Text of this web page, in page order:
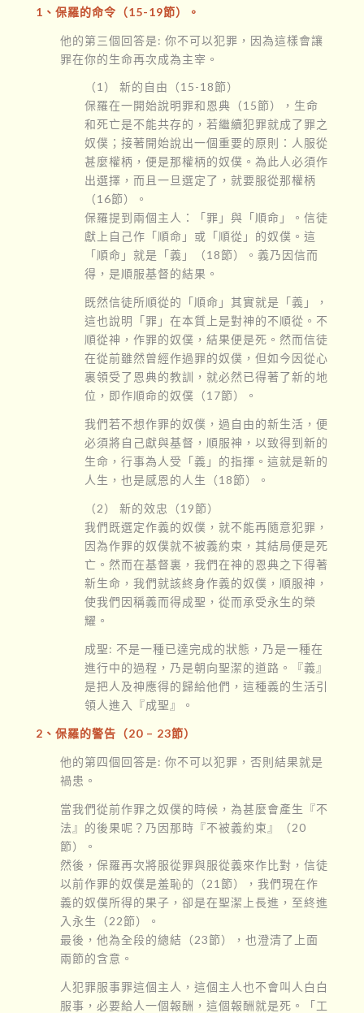
1、保羅的命令（15-19節）。
他的第三個回答是: 你不可以犯罪，因為這樣會讓
罪在你的生命再次成為主宰。
（1） 新的自由（15-18節）
保羅在一開始說明罪和恩典（15節），生命
和死亡是不能共存的，若繼續犯罪就成了罪之
奴僕；接著開始說出一個重要的原則：人服從
甚麼權柄，便是那權柄的奴僕。為此人必須作
出選擇，而且一旦選定了，就要服從那權柄
（16節）。
保羅提到兩個主人：「罪」與「順命」。信徒
獻上自己作「順命」或「順從」的奴僕。這
「順命」就是「義」（18節）。義乃因信而
得，是順服基督的結果。
既然信徒所順從的「順命」其實就是「義」，
這也說明「罪」在本質上是對神的不順從。不
順從神，作罪的奴僕，結果便是死。然而信徒
在從前雖然曾經作過罪的奴僕，但如今因從心
裏領受了恩典的教訓，就必然已得著了新的地
位，即作順命的奴僕（17節）。
我們若不想作罪的奴僕，過自由的新生活，便
必須將自己獻與基督，順服神，以致得到新的
生命，行事為人受「義」的指揮。這就是新的
人生，也是感恩的人生（18節）。
（2） 新的效忠（19節）
我們既選定作義的奴僕，就不能再隨意犯罪，
因為作罪的奴僕就不被義約束，其結局便是死
亡。然而在基督裏，我們在神的恩典之下得著
新生命，我們就該終身作義的奴僕，順服神，
使我們因稱義而得成聖，從而承受永生的榮
耀。
成聖: 不是一種已達完成的狀態，乃是一種在
進行中的過程，乃是朝向聖潔的道路。『義』
是把人及神應得的歸給他們，這種義的生活引
領人進入『成聖』。
2、保羅的警告（20 – 23節）
他的第四個回答是: 你不可以犯罪，否則結果就是
禍患。
當我們從前作罪之奴僕的時候，為甚麼會產生『不
法』的後果呢？乃因那時『不被義約束』（20
節）。
然後，保羅再次將服從罪與服從義來作比對，信徒
以前作罪的奴僕是羞恥的（21節），我們現在作
義的奴僕所得的果子，卻是在聖潔上長進，至終進
入永生（22節）。
最後，他為全段的總結（23節），也澄清了上面
兩節的含意。
人犯罪服事罪這個主人，這個主人也不會叫人白白
服事，必要給人一個報酬，這個報酬就是死。「工